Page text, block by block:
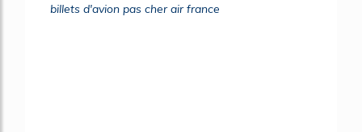
billets d'avion pas cher air france